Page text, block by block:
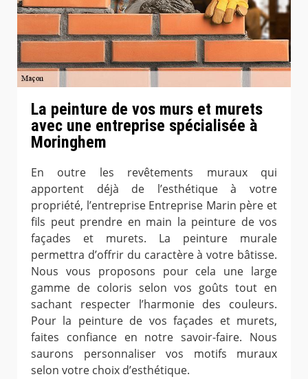
La peinture de vos murs et murets
avec une entreprise spécialisée à
Moringhem
En outre les revêtements muraux qui
apportent déjà de l’esthétique à votre
propriété, l’entreprise Entreprise Marin père et
fils peut prendre en main la peinture de vos
façades et murets. La peinture murale
permettra d’offrir du caractère à votre bâtisse.
Nous vous proposons pour cela une large
gamme de coloris selon vos goûts tout en
sachant respecter l’harmonie des couleurs.
Pour la peinture de vos façades et murets,
faites confiance en notre savoir-faire. Nous
saurons personnaliser vos motifs muraux
selon votre choix d’esthétique.